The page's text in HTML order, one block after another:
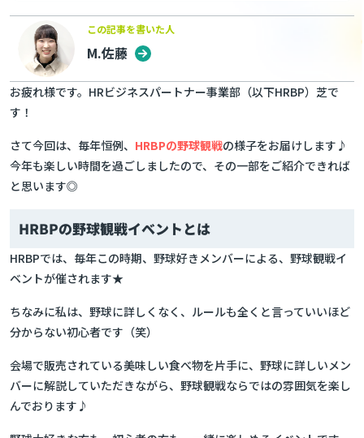
この記事を書いた人
M.佐藤
お疲れ様です。HRビジネスパートナー事業部（以下HRBP）芝で
す！
さて今回は、毎年恒例、 HRBPの野球観戦の様子をお届けします♪
今年も楽しい時間を過ごしましたので、その一部をご紹介できれば
と思います◎
HRBPの野球観戦イベントとは
HRBPでは、毎年この時期、野球好きメンバーによる、野球観戦イ
ベントが催されます★
ちなみに私は、野球に詳しくなく、ルールも全くと言っていいほど
分からない初心者です（笑）
会場で販売されている美味しい食べ物を片手に、野球に詳しいメン
バーに解説していただきながら、野球観戦ならではの雰囲気を楽し
んでおります♪